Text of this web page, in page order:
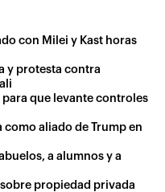
con Milei y Kast horas
y protesta contra
para que levante controles
como aliado de Trump en
a alumnos y a
propiedad privada